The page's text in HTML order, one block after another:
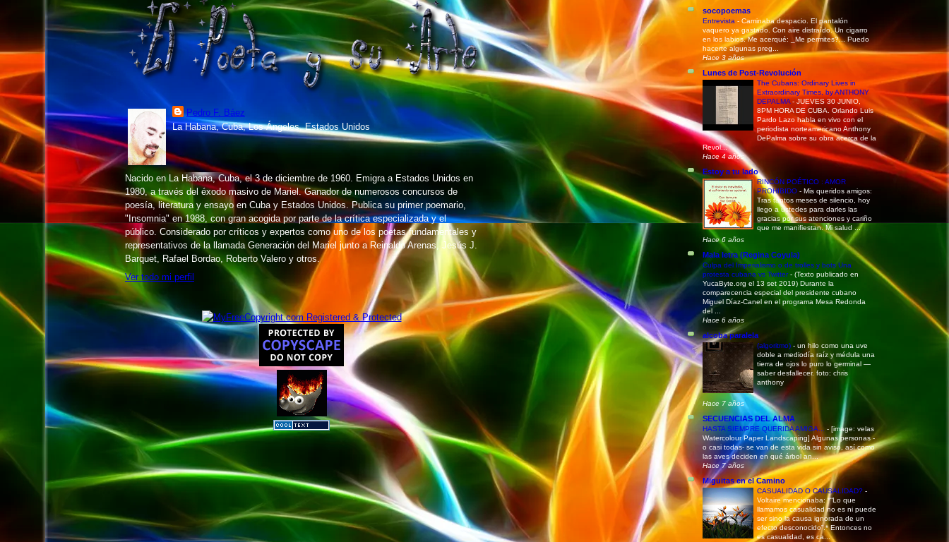
Pedro F. Báez
La Habana, Cuba, Los Ángeles, Estados Unidos
Nacido en La Habana, Cuba, el 3 de diciembre de 1960. Emigra a Estados Unidos en
1980, a través del éxodo masivo de Mariel. Ganador de numerosos concursos de
poesía, literatura y ensayo en Cuba y Estados Unidos. Publica su primer poemario,
"Insomnia" en 1988, con gran acogida por parte de la crítica especializada y el
público. Considerado por críticos y expertos como uno de los poetas fundamentales y
representativos de la llamada Generación del Mariel junto a Reinaldo Arenas, Jesús J.
Barquet, Rafael Bordao, Roberto Valero y otros.
Ver todo mi perfil
socopoemas
Entrevista - Caminaba despacio. El pantalón
vaquero ya gastado. Con aire distraído. Un cigarro
en los labios. Me acerqué: _Me permites?... Puedo
hacerte algunas preg...
Hace 3 años
Lunes de Post-Revolución
The Cubans: Ordinary Lives in
Extraordinary Times, by ANTHONY
DEPALMA- JUEVES 30 JUNIO,
8PM HORA DE CUBA. Orlando Luis
Pardo Lazo habla en vivo con el
periodista norteamericano Anthony
DePalma sobre su obra acerca de la
Revol...
Hace 4 años
Estoy a tu lado
RINCÓN POÉTICO : AMOR
PROHIBIDO - Mis queridos amigos:
Tras tantos meses de silencio, hoy
llego a ustedes para darles las
gracias por sus atenciones y cariño
que me manifiestan. Mi salud ...
Hace 6 años
Mala letra (Regina Coyula)
Culpa del Imperialismo o de trolles y bots Una
protesta cubana vs Twitter- (Texto publicado en
YucaByte.org el 13 set 2019) Durante la
comparecencia especial del presidente cubano
Miguel Díaz-Canel en el programa Mesa Redonda
del ...
Hace 6 años
alcoba paralela
(algoritmo) - un hilo como una uve
doble a mediodía raíz y médula una
tierra de ojos lo puro lo germinal —
saber desfallecer. foto: chris
anthony
Hace 7 años
SECUENCIAS DEL ALMA
HASTA SIEMPRE QUERIDA AMIGA... - [image: velas
Watercolour Paper Landscaping] Algunas personas -
o casi todas- se van de esta vida sin aviso, así como
las aves deciden en qué árbol an...
Hace 7 años
Miguitas en el Camino
CASUALIDAD O CAUSALIDAD? -
Voltaire mencionaba: *“Lo que
llamamos casualidad no es ni puede
ser sino la causa ignorada de un
efecto desconocido”.* Entonces no
es casualidad, es ca...